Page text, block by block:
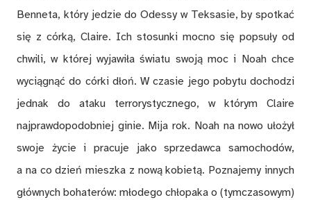
Benneta, który jedzie do Odessy w Teksasie, by spotkać
się z córką, Claire. Ich stosunki mocno się popsuły od
chwili, w której wyjawiła światu swoją moc i Noah chce
wyciągnąć do córki dłoń. W czasie jego pobytu dochodzi
jednak do ataku terrorystycznego, w którym Claire
najprawdopodobniej ginie. Mija rok. Noah na nowo ułożył
swoje życie i pracuje jako sprzedawca samochodów,
a na co dzień mieszka z nową kobietą. Poznajemy innych
głównych bohaterów: młodego chłopaka o (tymczasowym)